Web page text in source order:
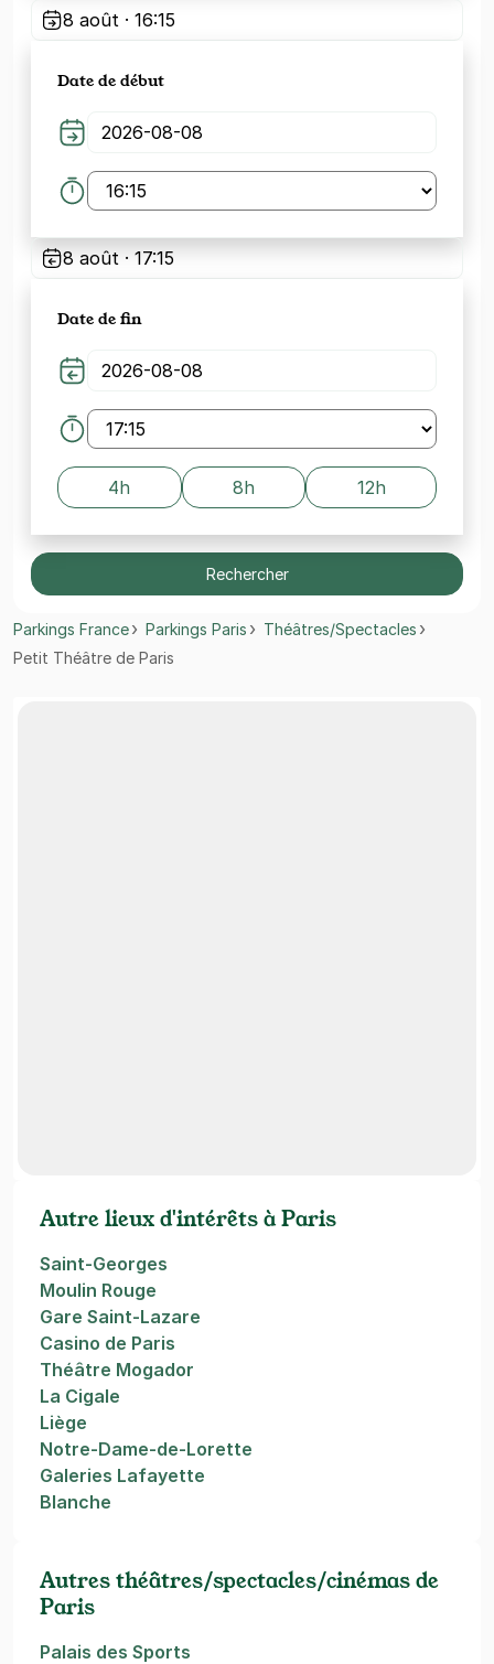
8 août · 16:15
Date de début
8 août · 17:15
Date de fin
4h 8h 12h
Rechercher
Parkings France Parkings Paris
Théâtres/Spectacles
Petit Théâtre de Paris
Autre lieux d'intérêts à Paris
Saint-Georges
Moulin Rouge
Gare Saint-Lazare
Casino de Paris
Théâtre Mogador
La Cigale
Liège
Notre-Dame-de-Lorette
Galeries Lafayette
Blanche
Autres théâtres/spectacles/cinémas de
Paris
Palais des Sports